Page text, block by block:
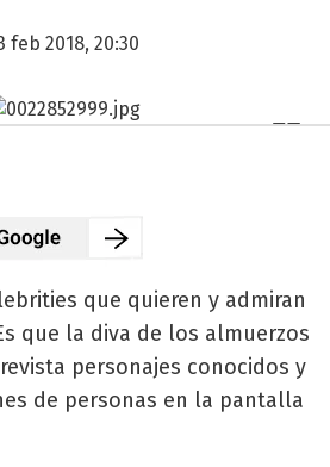
feb 2018, 20:30
que quieren y admiran
que la diva de los almuerzos
personajes conocidos y
de personas en la pantalla